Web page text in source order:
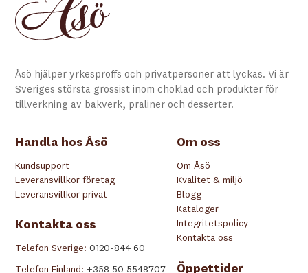
Åsö hjälper yrkesproffs och privatpersoner att lyckas. Vi är
Sveriges största grossist inom choklad och produkter för
tillverkning av bakverk, praliner och desserter.
Om oss
Om Åsö
Kvalitet & miljö
Blogg
Kataloger
Integritetspolicy
Kontakta oss
Öppettider
Handla hos Åsö
Kundsupport
Leveransvillkor företag
Leveransvillkor privat
Kontakta oss
Telefon Sverige:0120-844 60
Telefon Finland: +358 50 5548707